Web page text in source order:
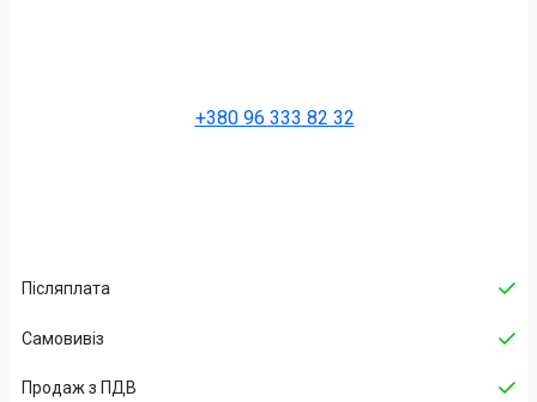
+380 96 333 82 32
Післяплата
Самовивіз
Продаж з ПДВ